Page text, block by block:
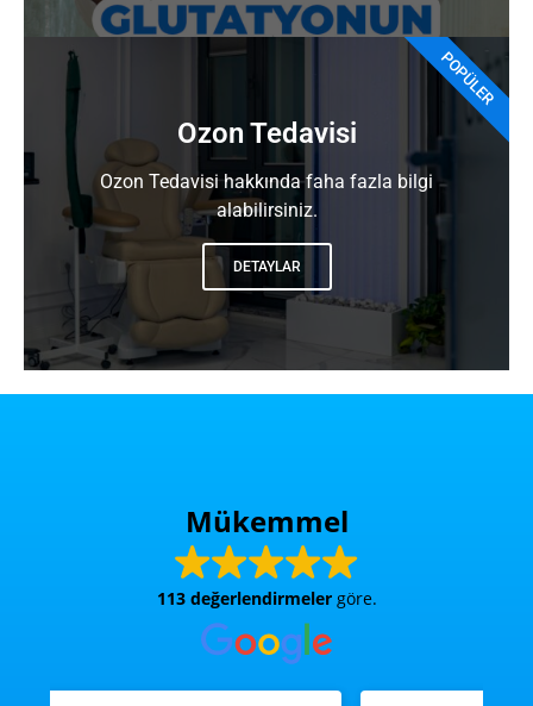
Ozon Tedavisi
Ozon Tedavisi hakkında faha fazla bilgi
alabilirsiniz.
DETAYLAR
POPÜLER
Mükemmel
113 değerlendirmelergöre.